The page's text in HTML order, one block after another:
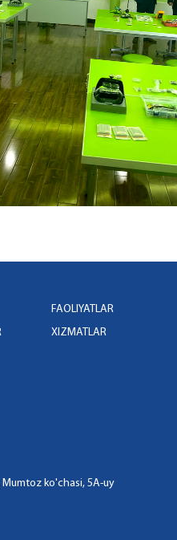
FAOLIYATLAR
XIZMATLAR
ko'chasi, 5A-uy